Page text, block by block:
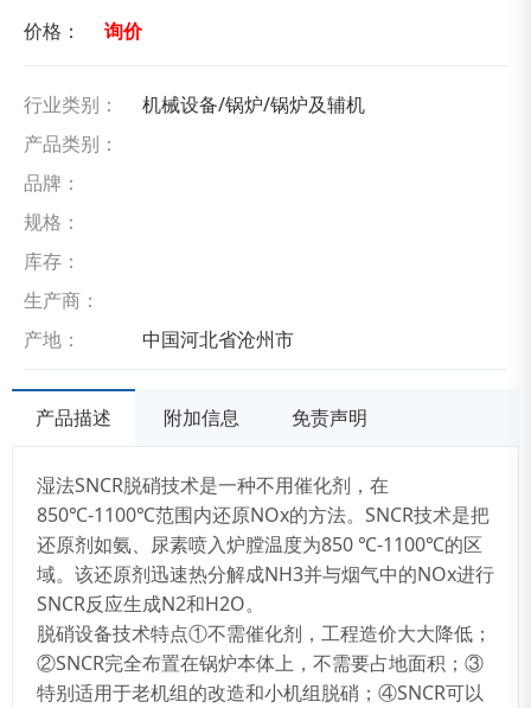
价格： 询价
行业类别：
机械设备/锅炉/锅炉及辅机
产品类别：
品牌：
规格：
库存：
生产商：
产地：
中国河北省沧州市
产品描述 附加信息 免责声明
湿法SNCR脱硝技术是一种不用催化剂，在
850℃-1100℃范围内还原NOx的方法。SNCR技术是把
还原剂如氨、尿素喷入炉膛温度为850 ℃-1100℃的区
域。该还原剂迅速热分解成NH3并与烟气中的NOx进行
SNCR反应生成N2和H2O。
脱硝设备技术特点①不需催化剂，工程造价大大降低；
②SNCR完全布置在锅炉本体上，不需要占地面积；③
特别适用于老机组的改造和小机组脱硝；④SNCR可以